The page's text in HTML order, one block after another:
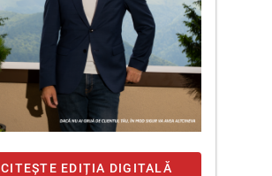
CITEȘTE EDIȚIA DIGITALĂ